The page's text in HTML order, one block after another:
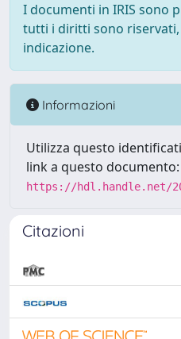
I documenti in IRIS sono
tutti i diritti sono riservati,
indicazione.
Informazioni
Utilizza questo
link a questo documento:
https://hdl.handle.net/
Citazioni